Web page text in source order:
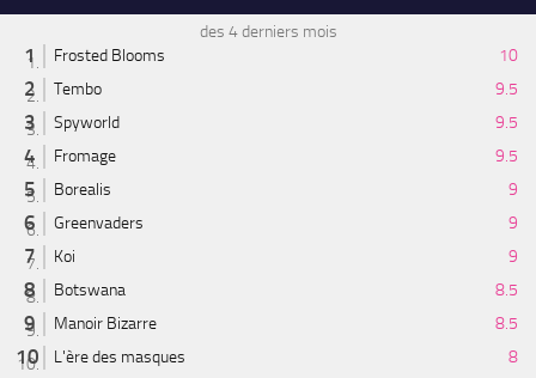
des 4 derniers mois
Frosted Blooms
10
Tembo
9.5
Spyworld
9.5
Fromage
9.5
Borealis
9
Greenvaders
9
Koi
9
Botswana
8.5
Manoir Bizarre
8.5
L'ère des masques
8